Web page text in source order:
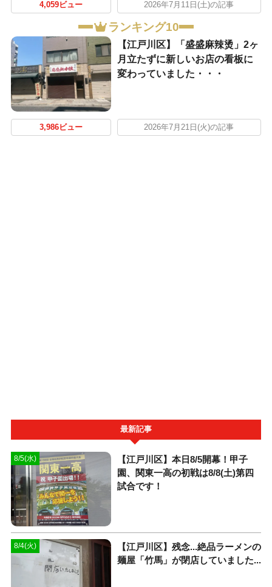
4,059ビュー 2026年7月11日(土)の記事
ランキング10
【江戸川区】「盛盛麻辣烫」2ヶ
月立たずに新しいお店の看板に
変わっていました・・・
3,986ビュー 2026年7月21日(火)の記事
最新記事
8/5(水)
【江戸川区】本日8/5開幕！甲子
園、関東一高の初戦は8/8(土)第四
試合です！
8/4(火)
【江戸川区】残念...絶品ラーメンの
麺屋「竹馬」が閉店していました...